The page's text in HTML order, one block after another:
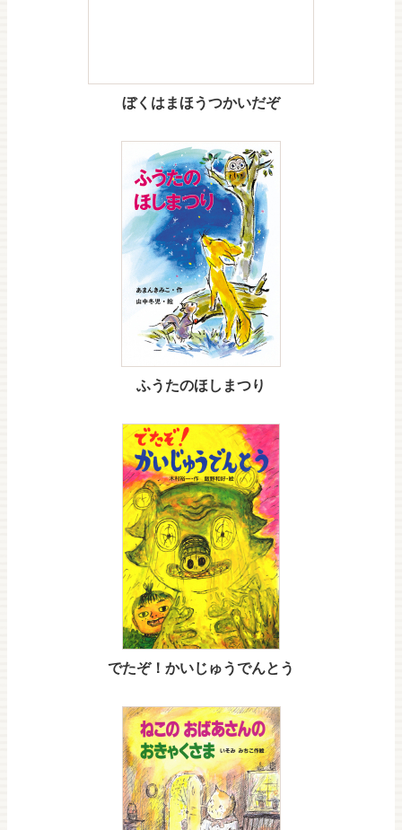
ぼくはまほうつかいだぞ
ふうたのほしまつり
でたぞ！かいじゅうでんとう